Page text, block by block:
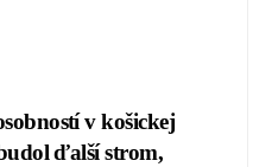
v košickej
ďalší strom,